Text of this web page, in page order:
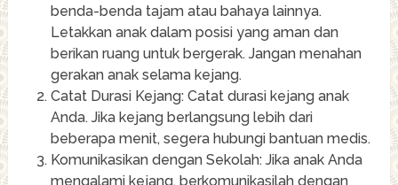
benda-benda tajam atau bahaya lainnya.
Letakkan anak dalam posisi yang aman dan
berikan ruang untuk bergerak. Jangan menahan
gerakan anak selama kejang.
Catat Durasi Kejang: Catat durasi kejang anak
Anda. Jika kejang berlangsung lebih dari
beberapa menit, segera hubungi bantuan medis.
Komunikasikan dengan Sekolah: Jika anak Anda
mengalami kejang, berkomunikasilah dengan